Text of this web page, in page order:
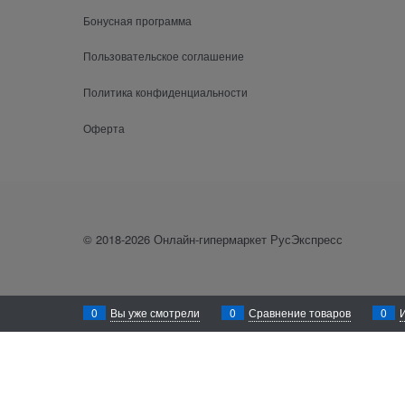
Бонусная программа
Пользовательское соглашение
Политика конфиденциальности
Оферта
© 2018-2026 Онлайн-гипермаркет РусЭкспресс
0 Вы уже смотрели 0 Сравнение товаров 0